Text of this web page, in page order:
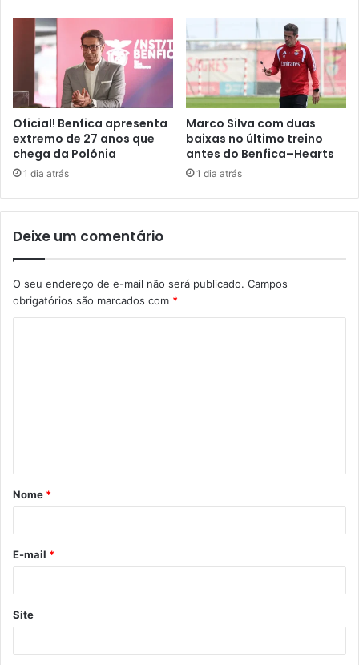
Oficial! Benfica apresenta
extremo de 27 anos que
chega da Polónia
1 dia atrás
Marco Silva com duas
baixas no último treino
antes do Benfica–Hearts
1 dia atrás
Deixe um comentário
O seu endereço de e-mail não será publicado. Campos
obrigatórios são marcados com *
á
r
*
Nome *
E-mail *
Site